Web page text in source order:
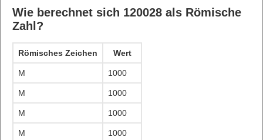
Wie berechnet sich 120028 als Römische
Zahl?
Römisches Zeichen Wert
M 1000
M 1000
M 1000
M 1000